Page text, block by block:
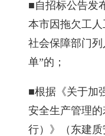
■自招标公告发
本市因拖欠工
社会保障部门列
单”的；
■根据《关于加
安全生产管理
行）》（东建质